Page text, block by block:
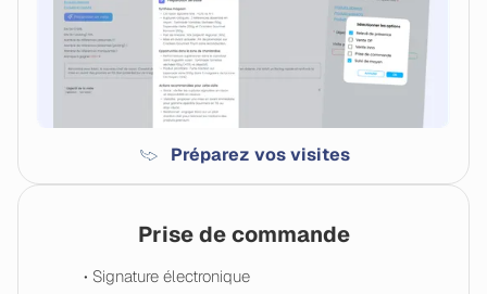
Préparez vos visites
Prise de commande
• Signature électronique